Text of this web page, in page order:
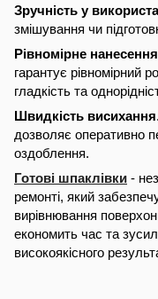
Зручність у
змішування чи
Рівномірне нанесення
гарантує рівномірний
гладкість та
Швидкість висихання
дозволяє оперативно
оздоблення.
Готові шпаклівки -
ремонті, який
вирівнювання
економить час та
високоякісного